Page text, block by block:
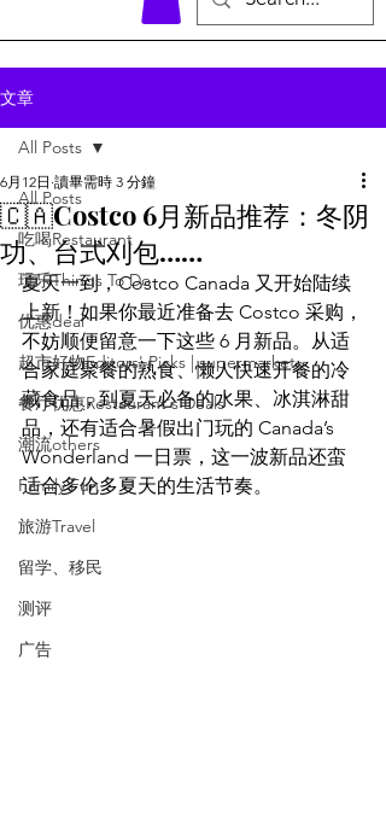
文章
All Posts
吃喝Restaurant
玩乐Things To Do
优惠deal
超市好物Editors' Picks | supermarket
餐厅优惠Restaurant's Deals
潮流others
Family Fun
旅游Travel
留学、移民
测评
广告
All Posts
🇨🇦Costco 6月新品推荐：冬阴
功、台式刈包……
6月12日 讀畢需時 3 分鐘
夏天一到，Costco Canada 又开始陆续
上新！如果你最近准备去 Costco 采购，
不妨顺便留意一下这些 6 月新品。从适
合家庭聚餐的熟食、懒人快速开餐的冷
藏食品，到夏天必备的水果、冰淇淋甜
品，还有适合暑假出门玩的 Canada’s
Wonderland 一日票，这一波新品还蛮
适合多伦多夏天的生活节奏。